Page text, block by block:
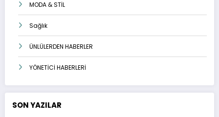
MODA & STİL
Sağlık
ÜNLÜLERDEN HABERLER
YÖNETİCİ HABERLERİ
SON YAZILAR